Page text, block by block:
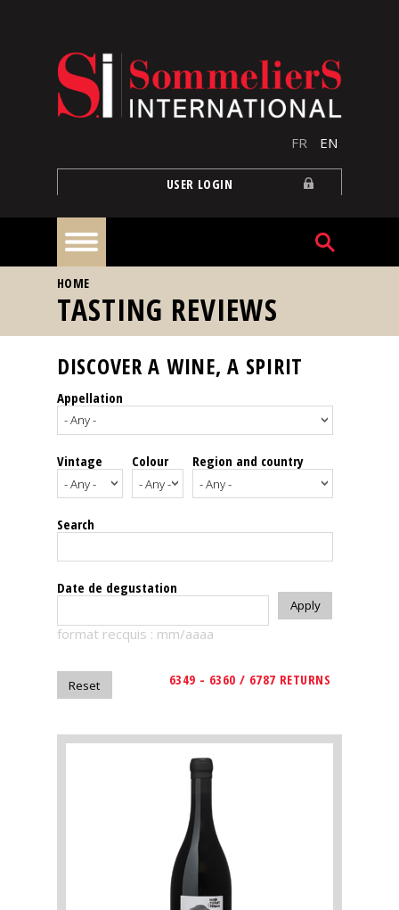
FR EN
USER LOGIN
Home
Our
events
Spirits
Tasting
reviews
The
magazine
Magazine
YOU ARE HERE
HOME
TASTING REVIEWS
DISCOVER A WINE, A SPIRIT
Appellation
Vintage Colour Region and country
Search
Date de degustation
format recquis : mm/aaaa
6349 - 6360 / 6787 RETURNS